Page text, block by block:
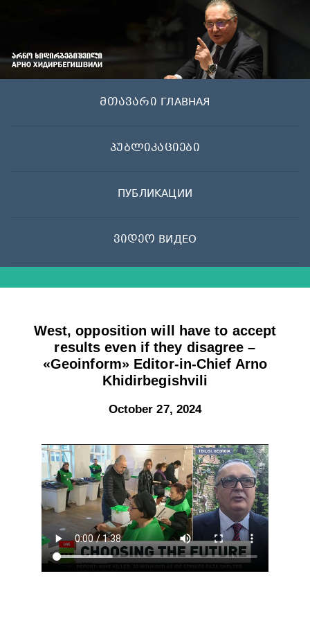
მთავარი ГЛАВНАЯ
პუბლიკაციები
ПУБЛИКАЦИИ
ვიდეო ВИДЕО
West, opposition will have to accept
results even if they disagree –
«Geoinform» Editor-in-Chief Arno
Khidirbegishvili
October 27, 2024